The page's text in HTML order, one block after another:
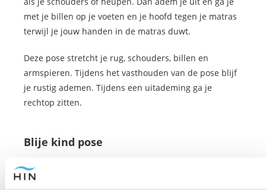
met je billen op je voeten en je hoofd tegen je matras
terwijl je jouw handen in de matras duwt.
Deze pose stretcht je rug, schouders, billen en
armspieren. Tijdens het vasthouden van de pose blijf
je rustig ademen. Tijdens een uitademing ga je
rechtop zitten.
Blije kind pose
Je gaat liggen en terwijl je uitademt breng je jouw